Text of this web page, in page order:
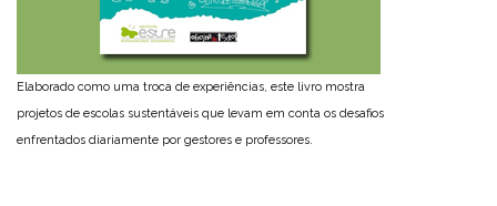
Elaborado como uma troca de experiências, este livro mostra
projetos de escolas sustentáveis que levam em conta os desafios
enfrentados diariamente por gestores e professores.